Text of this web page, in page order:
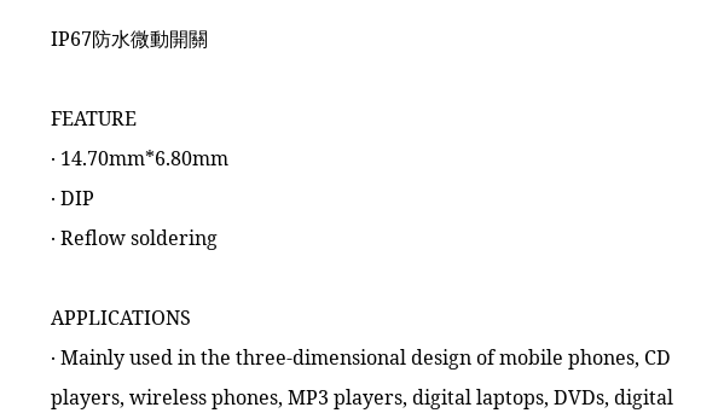
IP67防水微動開關
FEATURE
‧ 14.70mm*6.80mm
‧ DIP
‧ Reflow soldering
APPLICATIONS
‧ Mainly used in the three-dimensional design of mobile phones, CD
players, wireless phones, MP3 players, digital laptops, DVDs, digital